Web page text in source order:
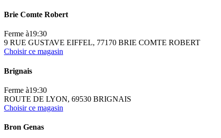
Brie Comte Robert
Ferme à19:30
9 RUE GUSTAVE EIFFEL, 77170 BRIE COMTE ROBERT
Choisir ce magasin
Brignais
Ferme à19:30
ROUTE DE LYON, 69530 BRIGNAIS
Choisir ce magasin
Bron Genas